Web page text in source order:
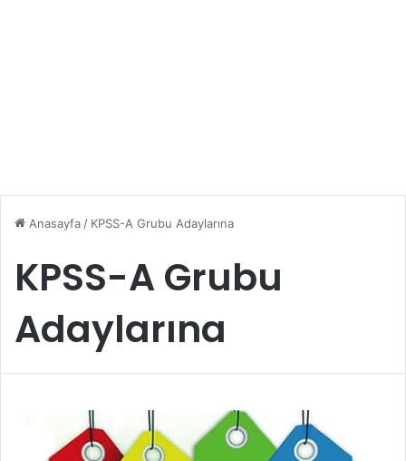
Anasayfa / KPSS-A Grubu Adaylarına
KPSS-A Grubu
Adaylarına